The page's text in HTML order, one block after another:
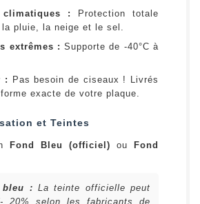
:
Protection totale
pluie, la neige et le sel.
extrêmes : Supporte de -40°C à
:
Pas besoin de ciseaux ! Livrés
exacte de votre plaque.
et Teintes
Fond Bleu (officiel) ou
Fond
bleu : La teinte officielle peut
20% selon les fabricants de